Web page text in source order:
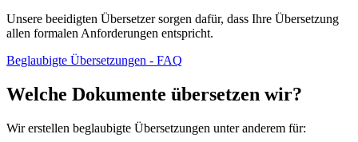
Unsere beeidigten Übersetzer sorgen dafür, dass Ihre Übersetzung
allen formalen Anforderungen entspricht.
Beglaubigte Übersetzungen - FAQ
Welche Dokumente übersetzen wir?
Wir erstellen beglaubigte Übersetzungen unter anderem für: